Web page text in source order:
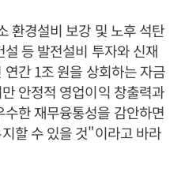
환경설비 보강 및 노후 석탄
등 발전설비 투자와 신재
간 1조 원을 상회하는 자금
안정적 영업이익 창출력과
한 재무융통성을 감안하면
할 수 있을 것"이라고 바라